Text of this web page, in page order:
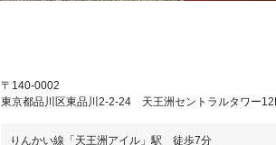
〒140-0002
東京都品川区東品川2-2-24 天王洲セントラルタワー
りんかい線「天王洲アイル」駅 徒歩7分